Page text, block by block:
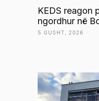
KEDS reagon
ngordhur në
5 GUSHT, 2026